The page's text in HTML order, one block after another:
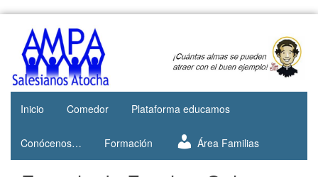
AMPA
Salesianos
Atocha
Web del
AMPA del
Colegio
Salesianos
de Atocha
Inicio
Comedor Plataforma educamos
Conócenos… Formación Área Familias